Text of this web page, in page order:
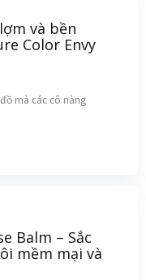
và bền
Color Envy
mà các cô nàng
Balm – Sắc
mềm mại và